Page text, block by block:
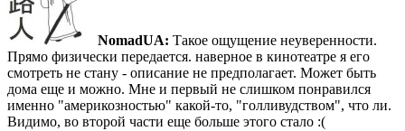
NomadUA: Такое ощущение неуверенности.
Прямо физически передается. наверное в кинотеатре я его
смотреть не стану - описание не предполагает. Может быть
дома еще и можно. Мне и первый не слишком понравился
именно "америкозностью" какой-то, "голливудством", что ли.
Видимо, во второй части еще больше этого стало :(